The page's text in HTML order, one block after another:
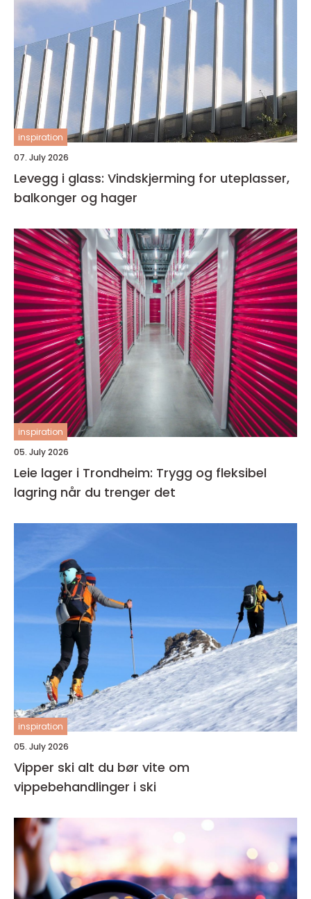
inspiration
07. July 2026
Levegg i glass: Vindskjerming for uteplasser,
balkonger og hager
inspiration
05. July 2026
Leie lager i Trondheim: Trygg og fleksibel
lagring når du trenger det
inspiration
05. July 2026
Vipper ski alt du bør vite om
vippebehandlinger i ski